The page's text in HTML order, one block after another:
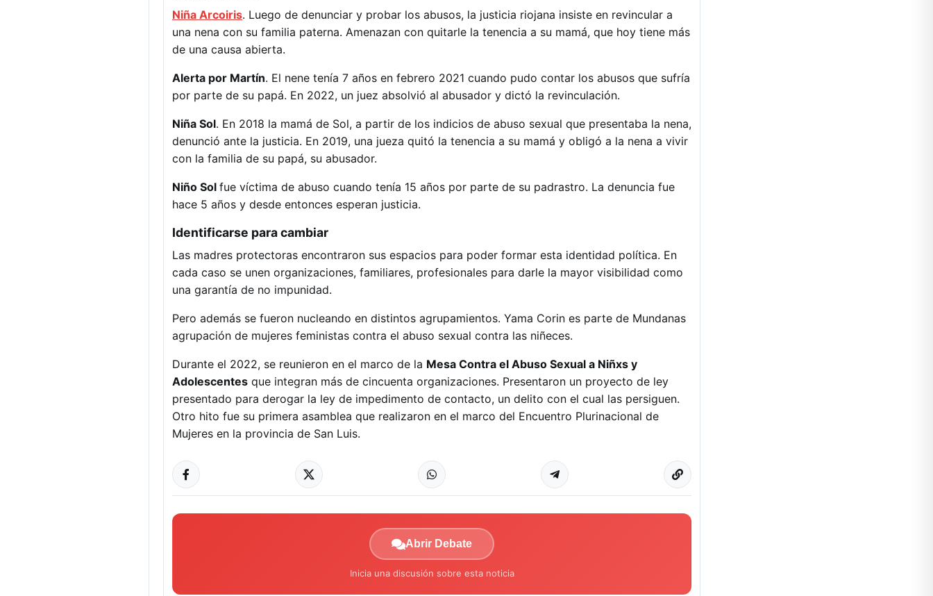
Niña Arcoiris. Luego de denunciar y probar los abusos, la justicia riojana insiste en revincular a
una nena con su familia paterna. Amenazan con quitarle la tenencia a su mamá, que hoy tiene más
de una causa abierta.
Alerta por Martín. El nene tenía 7 años en febrero 2021 cuando pudo contar los abusos que sufría
por parte de su papá. En 2022, un juez absolvió al abusador y dictó la revinculación.
Niña Sol. En 2018 la mamá de Sol, a partir de los indicios de abuso sexual que presentaba la nena,
denunció ante la justicia. En 2019, una jueza quitó la tenencia a su mamá y obligó a la nena a vivir
con la familia de su papá, su abusador.
Niño Sol fue víctima de abuso cuando tenía 15 años por parte de su padrastro. La denuncia fue
hace 5 años y desde entonces esperan justicia.
Identificarse para cambiar
Las madres protectoras encontraron sus espacios para poder formar esta identidad política. En
cada caso se unen organizaciones, familiares, profesionales para darle la mayor visibilidad como
una garantía de no impunidad.
Pero además se fueron nucleando en distintos agrupamientos. Yama Corin es parte de Mundanas
agrupación de mujeres feministas contra el abuso sexual contra las niñeces.
Durante el 2022, se reunieron en el marco de la Mesa Contra el Abuso Sexual a Niñxs y
Adolescentes que integran más de cincuenta organizaciones. Presentaron un proyecto de ley
presentado para derogar la ley de impedimento de contacto, un delito con el cual las persiguen.
Otro hito fue su primera asamblea que realizaron en el marco del Encuentro Plurinacional de
Mujeres en la provincia de San Luis.
Abrir Debate
Inicia una discusión sobre esta noticia